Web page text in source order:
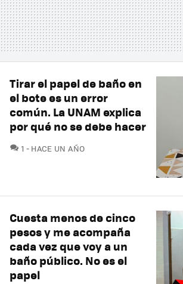
Tirar el papel de baño en
el bote es un error
común. La UNAM explica
por qué no se debe hacer
1 COMENTARIOS
HACE UN AÑO
Cuesta menos de cinco
pesos y me acompaña
cada vez que voy a un
baño público. No es el
papel